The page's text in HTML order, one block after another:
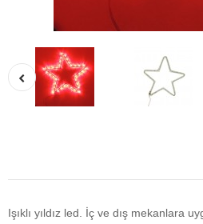
Işıklı yıldız led. İç ve dış mekanlara